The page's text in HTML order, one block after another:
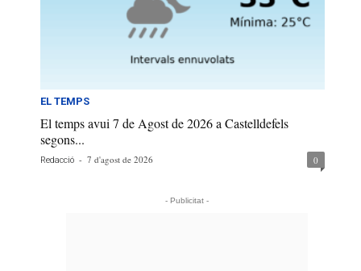
EL TEMPS
El temps avui 7 de Agost de 2026 a Castelldefels
segons...
Redacció - 7 d'agost de 2026 0
- Publicitat -